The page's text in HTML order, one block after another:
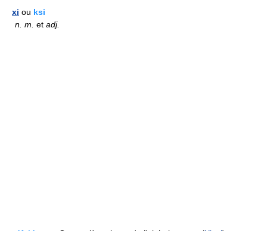
xi ou ksi
n. m. et adj.